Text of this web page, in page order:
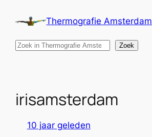
naar
inhoud
Thermografie Amsterdam
Search Zoek
irisamsterdam
10 jaar geleden